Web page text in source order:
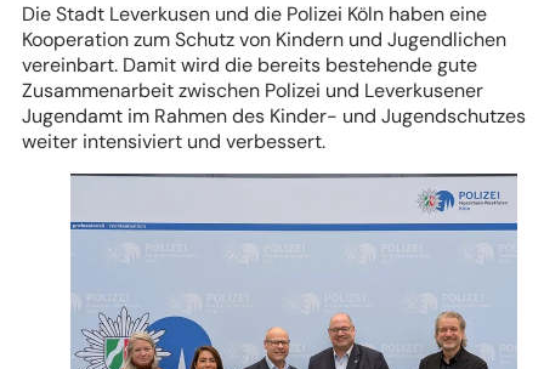
Die Stadt Leverkusen und die Polizei Köln haben eine
Kooperation zum Schutz von Kindern und Jugendlichen
vereinbart. Damit wird die bereits bestehende gute
Zusammenarbeit zwischen Polizei und Leverkusener
Jugendamt im Rahmen des Kinder- und Jugendschutzes
weiter intensiviert und verbessert.